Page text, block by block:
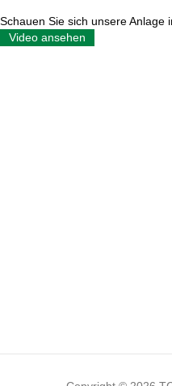
Schauen Sie sich unsere Anlage
Video ansehen